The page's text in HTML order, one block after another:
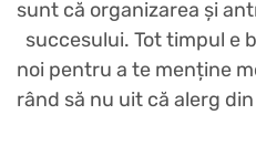
sunt că organizarea și
succesului. Tot timpul e
noi pentru a te menține
rând să nu uit că alerg